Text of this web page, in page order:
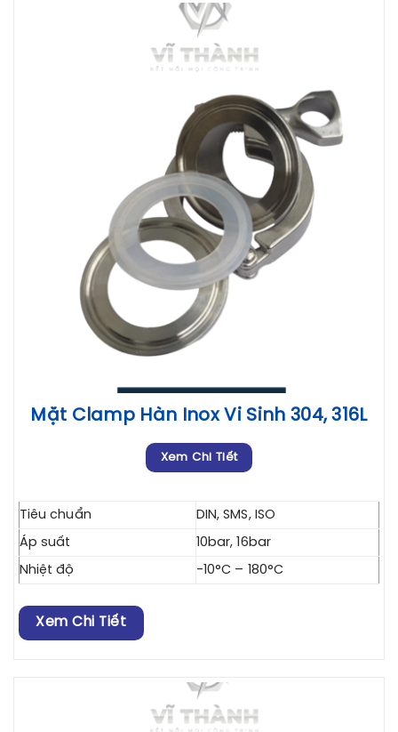
Mặt Clamp Hàn Inox Vi Sinh 304, 316L
Xem Chi Tiết
Tiêu chuẩn
DIN, SMS, ISO
Áp suất
10bar, 16bar
Nhiệt độ
-10°C – 180°C
Xem Chi Tiết